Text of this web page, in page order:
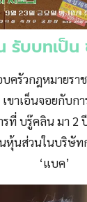
รับบทเป็
ครัวกฎหมายรา
ขาเอ็นจอยกับก
ที่ บรู๊คลิน มา 2
นหุ้นส่วนในบริษั
‘แบค’